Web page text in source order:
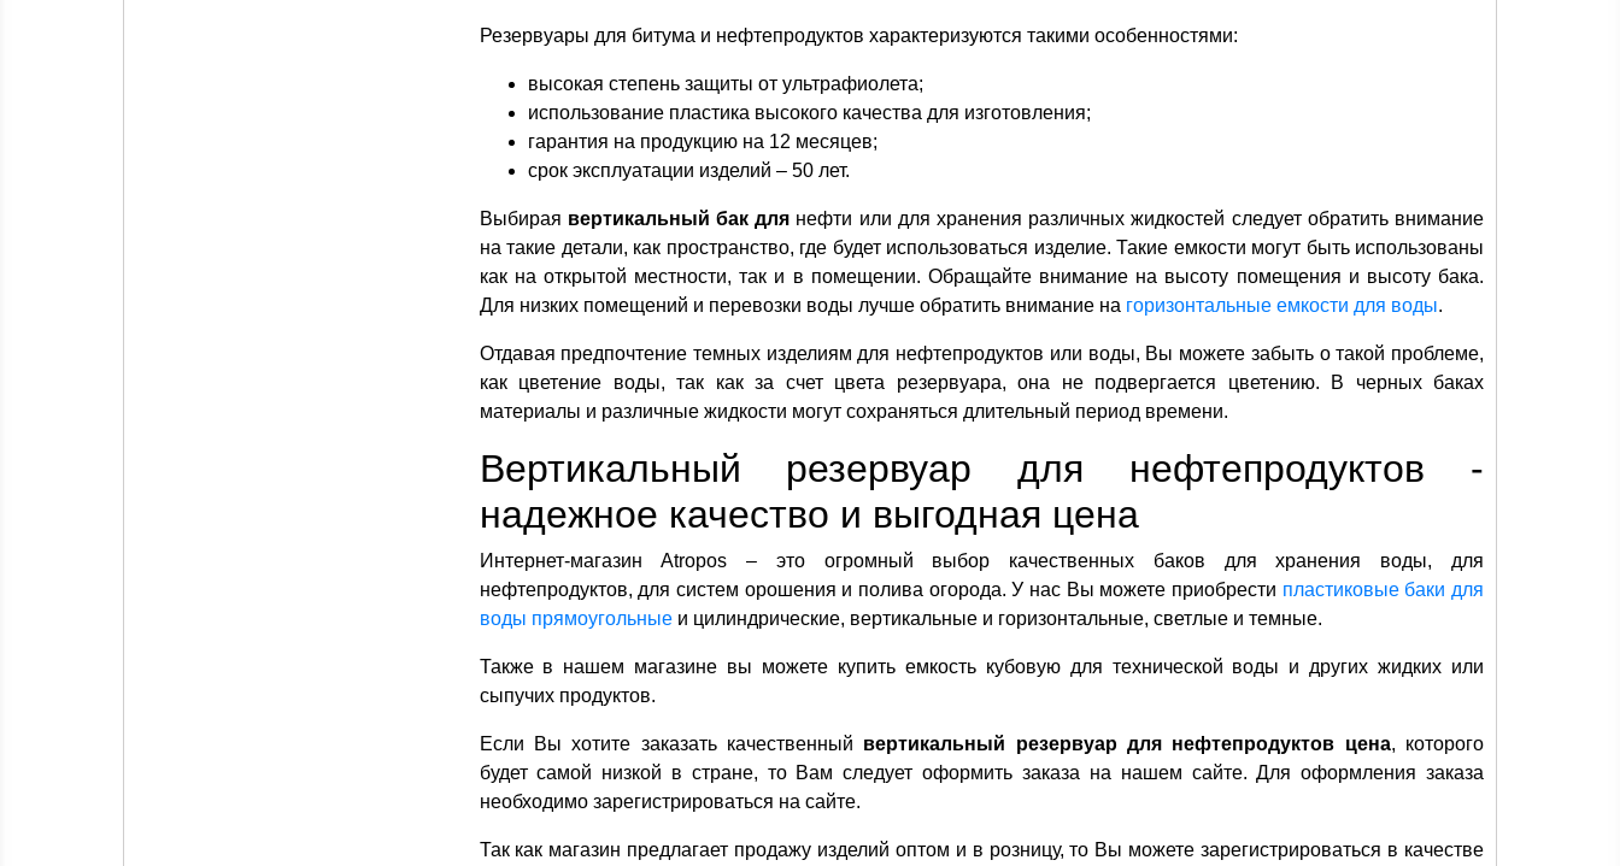
Резервуары для битума и нефтепродуктов характеризуются такими особенностями:
высокая степень защиты от ультрафиолета;
использование пластика высокого качества для изготовления;
гарантия на продукцию на 12 месяцев;
срок эксплуатации изделий – 50 лет.
Выбирая вертикальный бак для нефти или для хранения различных жидкостей следует обратить внимание
на такие детали, как пространство, где будет использоваться изделие. Такие емкости могут быть использованы
как на открытой местности, так и в помещении. Обращайте внимание на высоту помещения и высоту бака.
Для низких помещений и перевозки воды лучше обратить внимание на горизонтальные емкости для воды.
Отдавая предпочтение темных изделиям для нефтепродуктов или воды, Вы можете забыть о такой проблеме,
как цветение воды, так как за счет цвета резервуара, она не подвергается цветению. В черных баках
материалы и различные жидкости могут сохраняться длительный период времени.
Вертикальный резервуар для нефтепродуктов -
надежное качество и выгодная цена
Интернет-магазин Atropos – это огромный выбор качественных баков для хранения воды, для
нефтепродуктов, для систем орошения и полива огорода. У нас Вы можете приобрести пластиковые баки для
воды прямоугольныеи цилиндрические, вертикальные и горизонтальные, светлые и темные.
Также в нашем магазине вы можете купить емкость кубовую для технической воды и других жидких или
сыпучих продуктов.
Если Вы хотите заказать качественный вертикальный резервуар для нефтепродуктов цена, которого
будет самой низкой в стране, то Вам следует оформить заказа на нашем сайте. Для оформления заказа
необходимо зарегистрироваться на сайте.
Так как магазин предлагает продажу изделий оптом и в розницу, то Вы можете зарегистрироваться в качестве